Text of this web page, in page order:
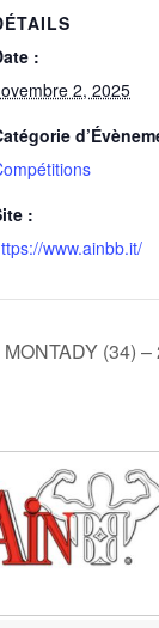
:
2, 2025
:
www.ainbb.it/
(34)